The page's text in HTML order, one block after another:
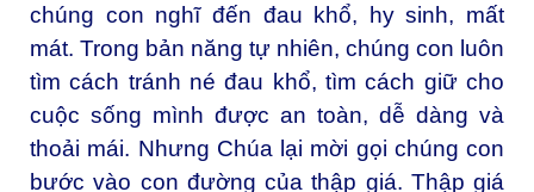
chúng con nghĩ đến đau khổ, hy sinh, mất
mát. Trong bản năng tự nhiên, chúng con luôn
tìm cách tránh né đau khổ, tìm cách giữ cho
cuộc sống mình được an toàn, dễ dàng và
thoải mái. Nhưng Chúa lại mời gọi chúng con
bước vào con đường của thập giá. Thập giá